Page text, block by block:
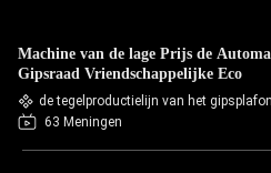
Machine van de lage Prijs de
Gipsraad Vriendschappelijke Eco
de tegelproductielijn van het
63 Meningen